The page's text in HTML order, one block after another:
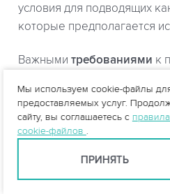
условия для подводящих
которые предполагается
Важными требованиями к
являются:
Горизонтальные
удовлетворительными,
осевыми линиями
Мы используем cookie-файлы
предоставляемых услуг.
сайту, вы соглашаетесь с
cookie-файлов .
ПРИНЯТЬ